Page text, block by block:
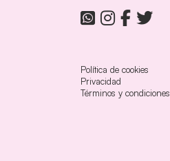
Política de cookies
Privacidad
Términos y condiciones